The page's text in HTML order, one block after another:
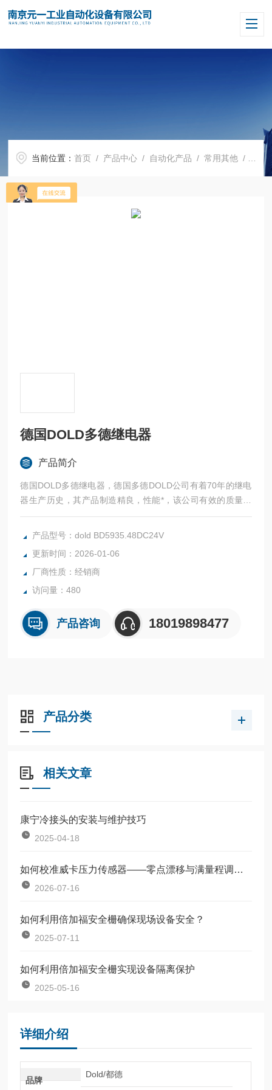
当前位置：首页 / 产品中心 / 自动化产品 /常用其他 / dold BD5935.48DC24V德国DOLD多德继电器
德国DOLD多德继电器
产品简介
德国DOLD多德继电器，德国多德DOLD公司有着70年的继电
器生产历史，其产品制造精良，性能*，该公司有效的质量管
理体系是满足市场的强有力保证，其高品质水平*体现了德意
志传统的精神—优质，可靠。都德DOLD销售伙伴遍布，他们
产品型号：dold BD5935.48DC24V
更新时间：2026-01-06
厂商性质：经销商
访问量：480
产品咨询 18019898477
产品分类
相关文章
康宁冷接头的安装与维护技巧
2025-04-18
如何校准威卡压力传感器——零点漂移与满量程调整教程
2026-07-16
如何利用倍加福安全栅确保现场设备安全？
2025-07-11
如何利用倍加福安全栅实现设备隔离保护
2025-05-16
详细介绍
品牌
Dold/都德